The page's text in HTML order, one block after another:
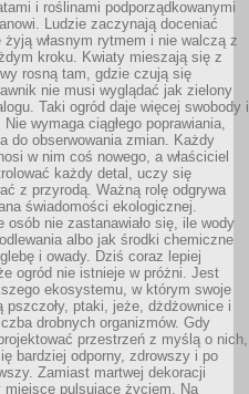
i roślinami podporządkowanymi
Ludzie zaczynają doceniać
żyją własnym rytmem i nie walczą z
kroku. Kwiaty mieszają się z
rosną tam, gdzie czują się
nie musi wyglądać jak zielony
Taki ogród daje więcej swobody i
wymaga ciągłego poprawiania,
do obserwowania zmian. Każdy
w nim coś nowego, a właściciel
każdy detal, uczy się
z przyrodą. Ważną rolę odgrywa
świadomości ekologicznej.
osób nie zastanawiało się, ile wody
albo jak środki chemiczne
i owady. Dziś coraz lepiej
ogród nie istnieje w próżni. Jest
ekosystemu, w którym swoje
pszczoły, ptaki, jeże, dżdżownice i
drobnych organizmów. Gdy
przestrzeń z myślą o nich,
bardziej odporny, zdrowszy i po
Zamiast martwej dekoracji
miejsce pulsujące życiem. Na